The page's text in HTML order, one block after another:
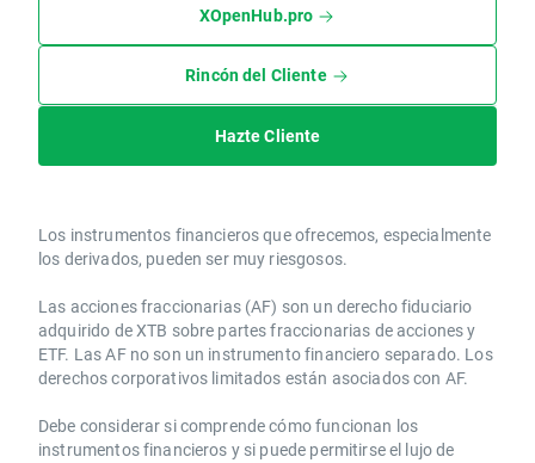
XOpenHub.pro
Rincón del Cliente
Hazte Cliente
Los instrumentos financieros que ofrecemos, especialmente
los derivados, pueden ser muy riesgosos.
Las acciones fraccionarias (AF) son un derecho fiduciario
adquirido de XTB sobre partes fraccionarias de acciones y
ETF. Las AF no son un instrumento financiero separado. Los
derechos corporativos limitados están asociados con AF.
Debe considerar si comprende cómo funcionan los
instrumentos financieros y si puede permitirse el lujo de